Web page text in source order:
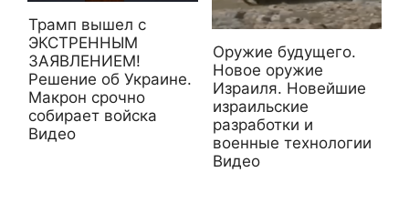
Трамп вышел с
ЭКСТРЕННЫМ
ЗАЯВЛЕНИЕМ!
Решение об Украине.
Макрон срочно
собирает войска
Видео
Оружие будущего.
Новое оружие
Израиля. Новейшие
израильские
разработки и
военные технологии
Видео